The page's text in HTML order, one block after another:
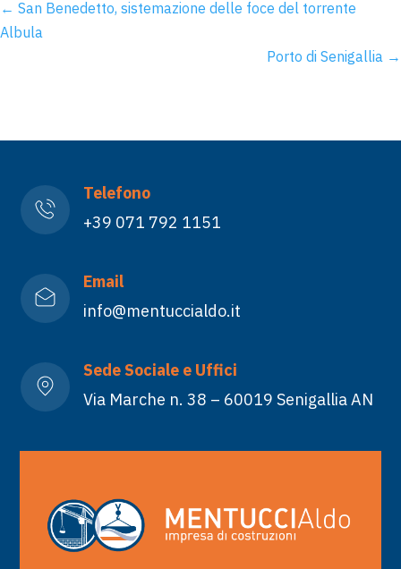
← San Benedetto, sistemazione delle foce del torrente
Albula
Porto di Senigallia →
Telefono
+39 071 792 1151
Email
info@mentuccialdo.it
Sede Sociale e Uffici
Via Marche n. 38 – 60019 Senigallia AN